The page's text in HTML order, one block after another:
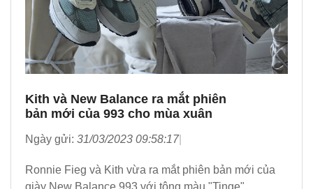
Kith và New Balance ra mắt phiên
bản mới của 993 cho mùa xuân
Ngày gửi: 31/03/2023 09:58:17
Ronnie Fieg và Kith vừa ra mắt phiên bản mới của
giày New Balance 993 với tông màu "Tinge",